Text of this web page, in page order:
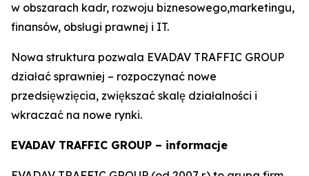
w obszarach kadr, rozwoju biznesowego,marketingu,
finansów, obsługi prawnej i IT.
Nowa struktura pozwala EVADAV TRAFFIC GROUP
działać sprawniej – rozpoczynać nowe
przedsięwzięcia, zwiększać skalę działalności i
wkraczać na nowe rynki.
EVADAV TRAFFIC GROUP – informacje